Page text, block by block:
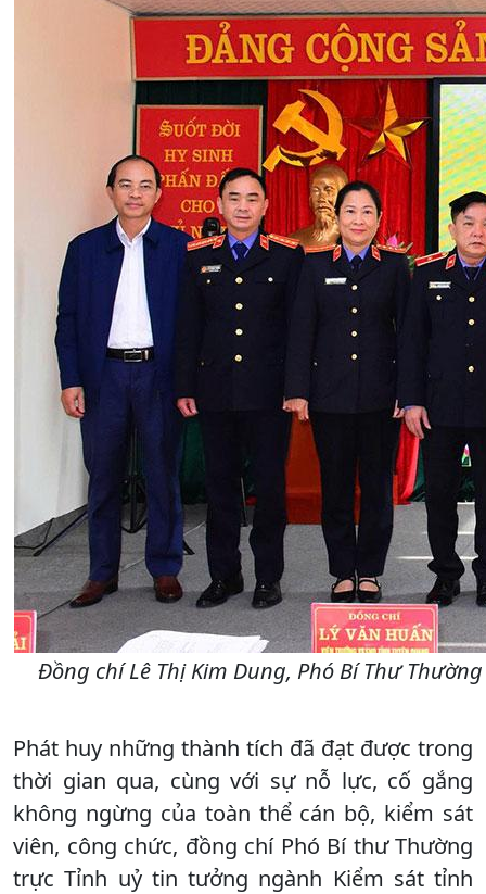
Đồng chí Lê Thị Kim Dung, Phó Bí Thư
Phát huy những thành tích đã đạt được trong
thời gian qua, cùng với sự nỗ lực, cố gắng
không ngừng của toàn thể cán bộ, kiểm sát
viên, công chức, đồng chí Phó Bí thư Thường
trực Tỉnh uỷ tin tưởng ngành Kiểm sát tỉnh